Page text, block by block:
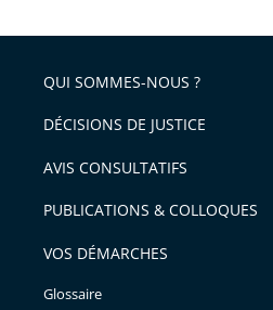
l'article
pour
avant
QUI SOMMES-NOUS ?
DÉCISIONS DE JUSTICE
AVIS CONSULTATIFS
PUBLICATIONS & COLLOQUES
VOS DÉMARCHES
Glossaire